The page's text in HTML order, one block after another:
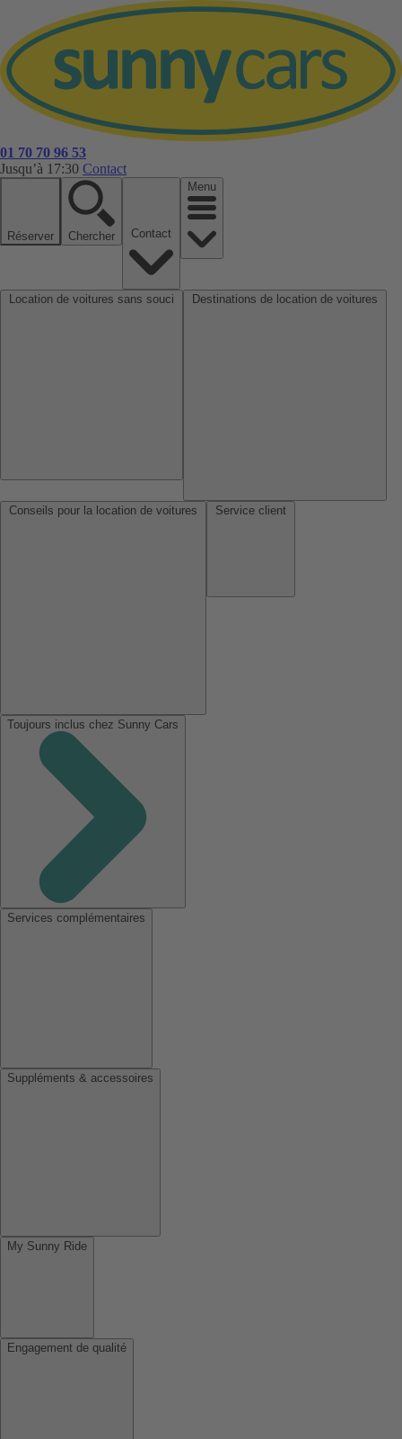
01 70 70 96 53
Jusqu’à 17:30 Contact
Réserver Chercher
Menu
Toujours inclus chez Sunny Cars
Services complémentaires
Suppléments & accessoires
My Sunny Ride
Engagement de qualité